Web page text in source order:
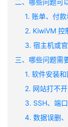
二、哪些问题可
1. 账单、付
2. KiwiVM 控
3. 宿主机或
三、哪些问题需
1. 软件安装
2. 网站打不
3. SSH、端
4. 数据误删